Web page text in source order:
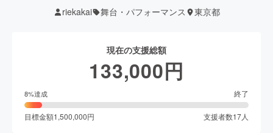
riekakai 舞台・パフォーマンス 東京都
現在の支援総額
133,000円
8%達成 終了
目標金額1,500,000円 支援者数17人